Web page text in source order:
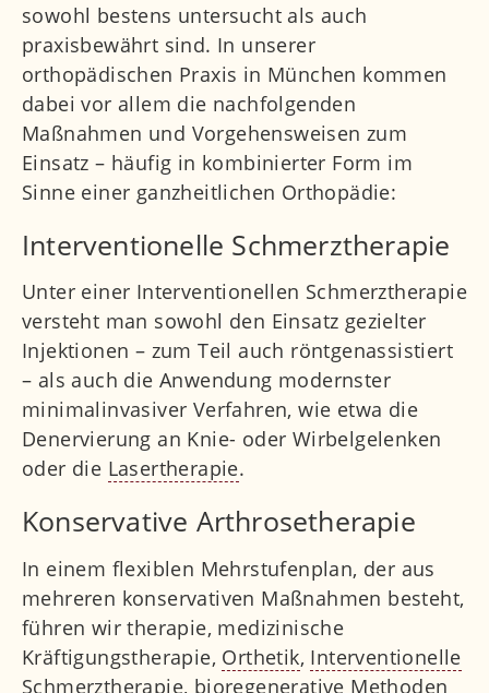
sowohl bestens untersucht als auch
praxisbewährt sind. In unserer
orthopädischen Praxis in München kommen
dabei vor allem die nachfolgenden
Maßnahmen und Vorgehensweisen zum
Einsatz – häufig in kombinierter Form im
Sinne einer ganzheitlichen Orthopädie:
Interventionelle Schmerztherapie
Unter einer Interventionellen Schmerztherapie
versteht man sowohl den Einsatz gezielter
Injektionen – zum Teil auch röntgenassistiert
– als auch die Anwendung modernster
minimalinvasiver Verfahren, wie etwa die
Denervierung an Knie- oder Wirbelgelenken
oder die Lasertherapie.
Konservative Arthrosetherapie
In einem flexiblen Mehrstufenplan, der aus
mehreren konservativen Maßnahmen besteht,
führen wir therapie, medizinische
Kräftigungstherapie, Orthetik, Interventionelle
Schmerztherapie, bioregenerative Methoden